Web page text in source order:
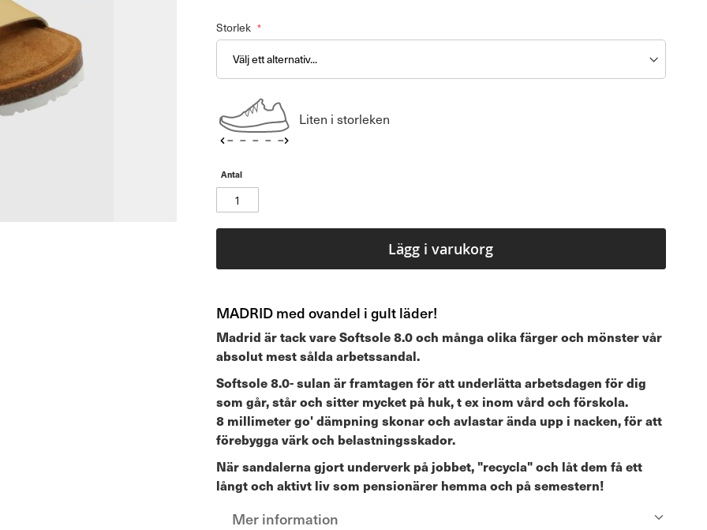
Storlek
Liten i storleken
Antal
Lägg i varukorg
MADRID med ovandel i gult läder!
Madrid är tack vare Softsole 8.0 och många olika färger och mönster vår
absolut mest sålda arbetssandal.
Softsole 8.0- sulan är framtagen för att underlätta arbetsdagen för dig
som går, står och sitter mycket på huk, t ex inom vård och förskola.
8 millimeter go' dämpning skonar och avlastar ända upp i nacken, för att
förebygga värk och belastningsskador.
När sandalerna gjort underverk på jobbet, "recycla" och låt dem få ett
långt och aktivt liv som pensionärer hemma och på semestern!
Mer information